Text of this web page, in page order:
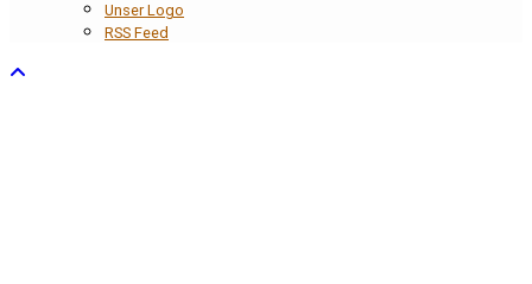
Unser Logo
RSS Feed